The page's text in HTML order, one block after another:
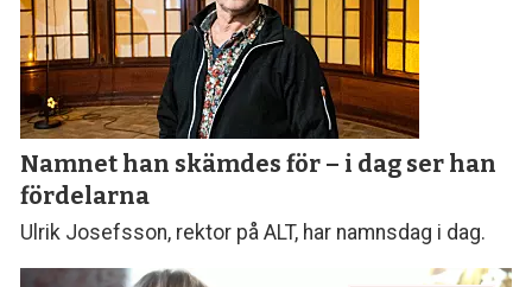
Namnet han skämdes för – i dag ser han
fördelarna
Ulrik Josefsson, rektor på ALT, har namnsdag i dag.